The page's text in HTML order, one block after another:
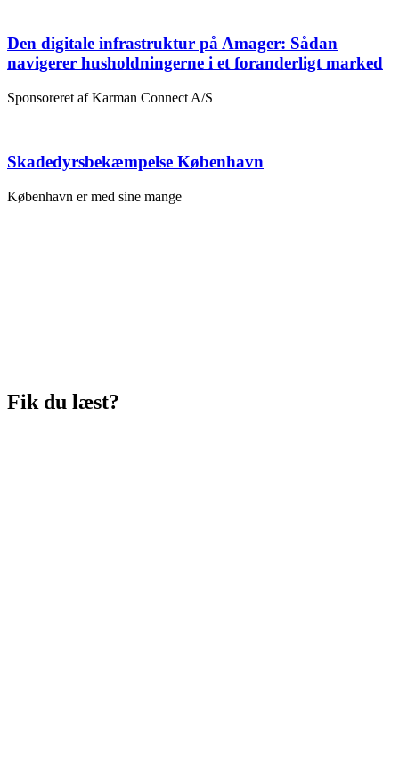
Den digitale infrastruktur på Amager: Sådan
navigerer husholdningerne i et foranderligt marked
Sponsoreret af Karman Connect A/S
Skadedyrsbekæmpelse København
København er med sine mange
Fik du læst?